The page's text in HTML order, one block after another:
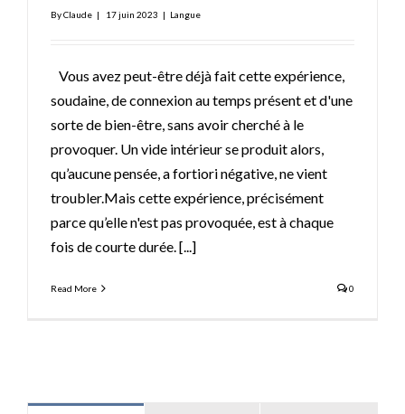
ByClaude | 17 juin 2023 | Langue
Vous avez peut-être déjà fait cette expérience,
soudaine, de connexion au temps présent et d'une
sorte de bien-être, sans avoir cherché à le
provoquer. Un vide intérieur se produit alors,
qu’aucune pensée, a fortiori négative, ne vient
troubler.Mais cette expérience, précisément
parce qu’elle n'est pas provoquée, est à chaque
fois de courte durée.[...]
Read More 0